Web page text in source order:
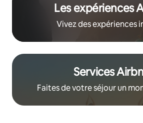
Les expériences
Vivez des expériences
Services
Faites de votre séjour un